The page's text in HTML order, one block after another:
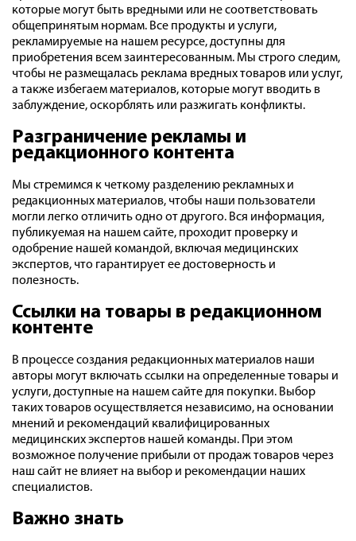
которые могут быть вредными или не соответствовать
общепринятым нормам. Все продукты и услуги,
рекламируемые на нашем ресурсе, доступны для
приобретения всем заинтересованным. Мы строго следим,
чтобы не размещалась реклама вредных товаров или услуг,
а также избегаем материалов, которые могут вводить в
заблуждение, оскорблять или разжигать конфликты.
Разграничение рекламы и
редакционного контента
Мы стремимся к четкому разделению рекламных и
редакционных материалов, чтобы наши пользователи
могли легко отличить одно от другого. Вся информация,
публикуемая на нашем сайте, проходит проверку и
одобрение нашей командой, включая медицинских
экспертов, что гарантирует ее достоверность и
полезность.
Ссылки на товары в редакционном
контенте
В процессе создания редакционных материалов наши
авторы могут включать ссылки на определенные товары и
услуги, доступные на нашем сайте для покупки. Выбор
таких товаров осуществляется независимо, на основании
мнений и рекомендаций квалифицированных
медицинских экспертов нашей команды. При этом
возможное получение прибыли от продаж товаров через
наш сайт не влияет на выбор и рекомендации наших
специалистов.
Важно знать